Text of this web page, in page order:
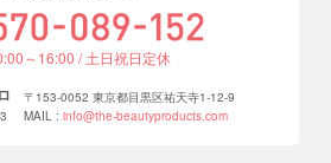
～16:00 / 土日祝日定休
〒153-0052 東京都目黒区祐天寺1-12-9
MAIL : info@the-beautyproducts.com